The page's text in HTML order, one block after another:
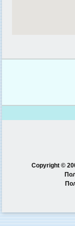
Copyright ©